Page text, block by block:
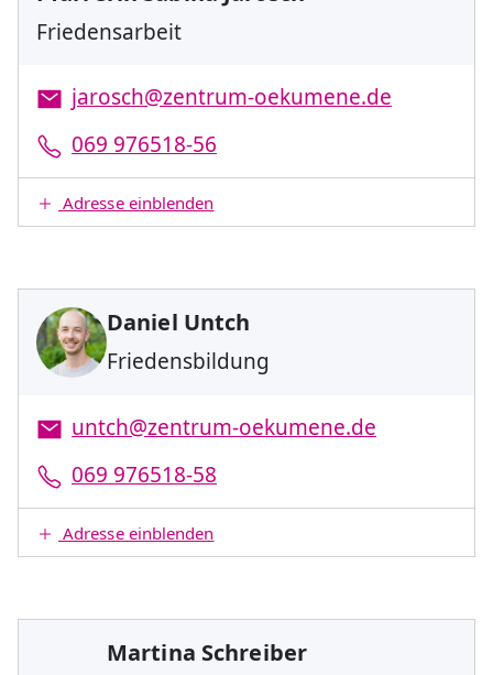
Friedensarbeit
jarosch@zentrum-oekumene.de
069 976518-56
Adresse einblenden
Daniel Untch
Friedensbildung
untch@zentrum-oekumene.de
069 976518-58
Adresse einblenden
Martina Schreiber